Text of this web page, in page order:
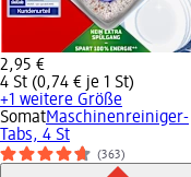
2,95 €
4 St (0,74 € je 1 St)
+1 weitere Größe
SomatMaschinenreiniger-
Tabs, 4 St
(363)